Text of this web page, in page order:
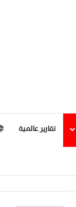
تقارير عالمية